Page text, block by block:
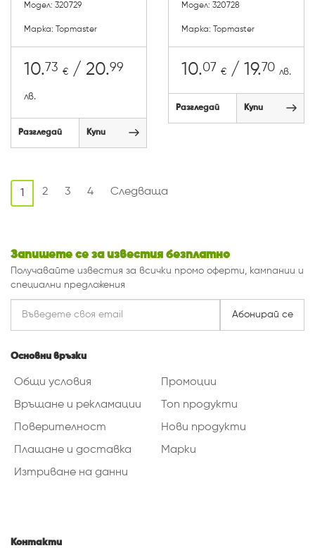
Модел: 320729
Марка: Topmaster
10.73 € / 20.99
лв.
Разгледай Купи
Модел: 320728
Марка: Topmaster
10.07 € / 19.70 лв.
Разгледай Купи
1 2 3 4 Следваща
Запишете се за известия безплатно
Получавайте известия за всички промо оферти, кампании и
специални предложения
Абонирай се
Основни връзки
Общи условия
Връщане и рекламации
Поверителност
Плащане и доставка
Изтриване на данни
Промоции
Топ продукти
Нови продукти
Марки
Контакти